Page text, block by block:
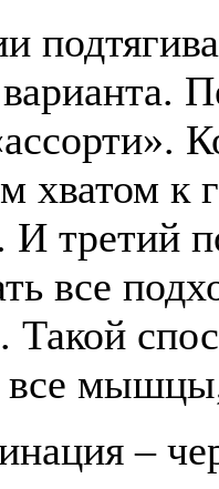
хватом к
И третий
все
Такой
все
–